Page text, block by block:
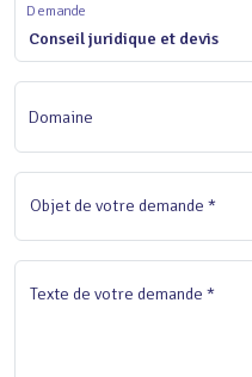
Conseil juridique et devis
Demande
Domaine
Objet de votre demande *
Texte de votre demande *